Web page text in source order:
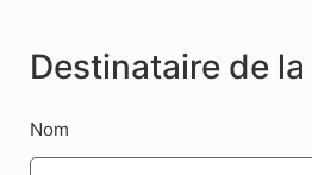
Destinataire de
Nom